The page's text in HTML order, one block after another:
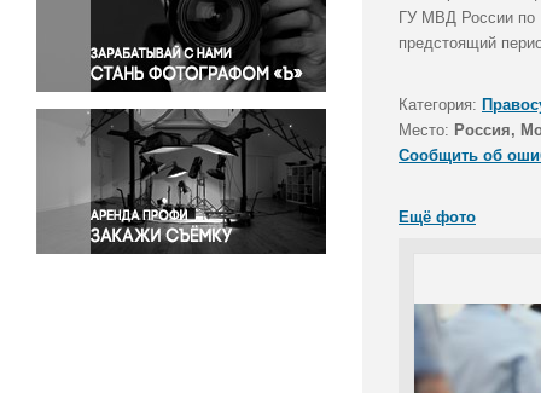
Правосудие
Происшествия и конфликты
Религия
Светская жизнь
Спорт
Экология
Экономика и бизнес
ГУ МВД России по
предстоящий
Категория:
Место: Россия,
Сообщить об
Ещё фото